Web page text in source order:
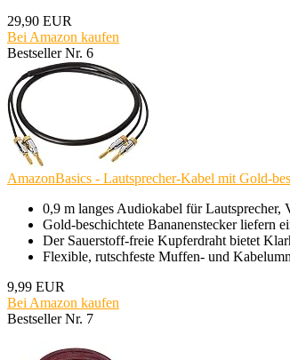
29,90 EUR
Bei Amazon kaufen
Bestseller Nr. 6
AmazonBasics - Lautsprecher-Kabel mit Gold-
0,9 m langes Audiokabel für Lautsprecher,
Gold-beschichtete Bananenstecker liefern
Der Sauerstoff-freie Kupferdraht bietet
Flexible, rutschfeste Muffen- und
9,99 EUR
Bei Amazon kaufen
Bestseller Nr. 7